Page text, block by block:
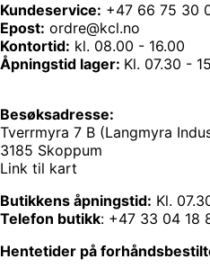
Kundeservice: +47 66 75 30
Epost: ordre@kcl.no
Kontortid: kl. 08.00 - 16.00
Åpningstid lager: Kl. 07.30 -
Besøksadresse:
Tverrmyra 7 B (Langmyra
3185 Skoppum
Link til kart
Butikkens åpningstid: Kl.
Telefon butikk: +47 33 04 18
Hentetider på